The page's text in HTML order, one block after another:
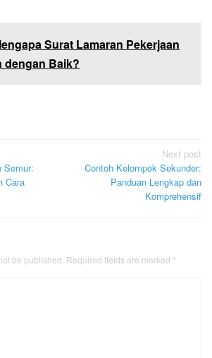
Surat Lamaran Pekerjaan
dengan Baik?
Semur:
Cara
Next post
Contoh Kelompok Sekunder:
Panduan Lengkap dan
Komprehensif
be published. Required fields are marked *